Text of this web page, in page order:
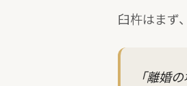
臼杵はまず
「離婚